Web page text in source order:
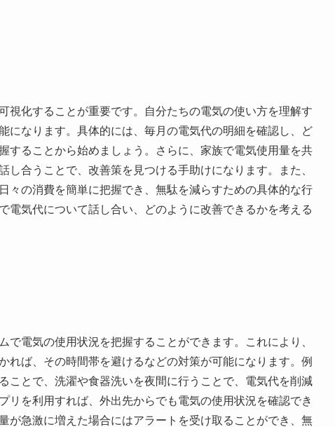
視化することが重要です。自分たちの電気の使い方を理解す
になります。具体的には、毎月の電気代の明細を確認し、ど
することから始めましょう。さらに、家族で電気使用量を共
合うことで、改善策を見つける手助けになります。また、
々の消費を簡単に把握でき、無駄を減らすための具体的な行
電気代について話し合い、どのように改善できるかを考える
電気の使用状況を把握することができます。これにより、
れば、その時間帯を避けるなどの対策が可能になります。例
ことで、洗濯や食器洗いを夜間に行うことで、電気代を削減
リを利用すれば、外出先からでも電気の使用状況を確認でき
が急激に増えた場合にはアラートを受け取ることができ、無